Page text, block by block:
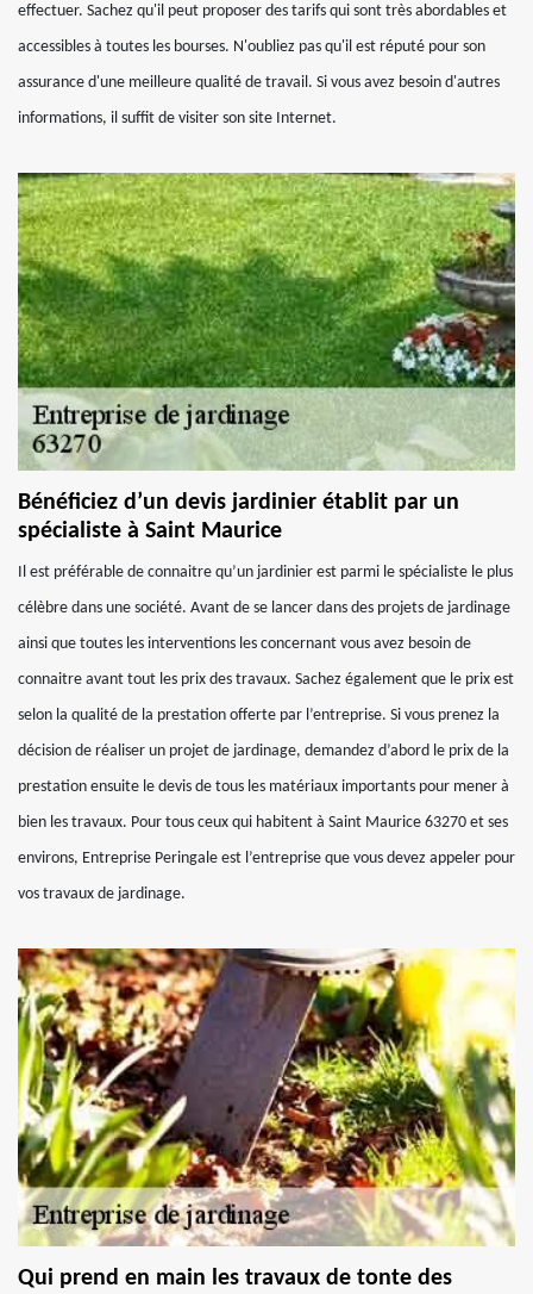
effectuer. Sachez qu'il peut proposer des tarifs qui sont très abordables et
accessibles à toutes les bourses. N'oubliez pas qu'il est réputé pour son
assurance d'une meilleure qualité de travail. Si vous avez besoin d'autres
informations, il suffit de visiter son site Internet.
Bénéficiez d’un devis jardinier établit par un
spécialiste à Saint Maurice
Il est préférable de connaitre qu’un jardinier est parmi le spécialiste le plus
célèbre dans une société. Avant de se lancer dans des projets de jardinage
ainsi que toutes les interventions les concernant vous avez besoin de
connaitre avant tout les prix des travaux. Sachez également que le prix est
selon la qualité de la prestation offerte par l’entreprise. Si vous prenez la
décision de réaliser un projet de jardinage, demandez d’abord le prix de la
prestation ensuite le devis de tous les matériaux importants pour mener à
bien les travaux. Pour tous ceux qui habitent à Saint Maurice 63270 et ses
environs, Entreprise Peringale est l’entreprise que vous devez appeler pour
vos travaux de jardinage.
Qui prend en main les travaux de tonte des